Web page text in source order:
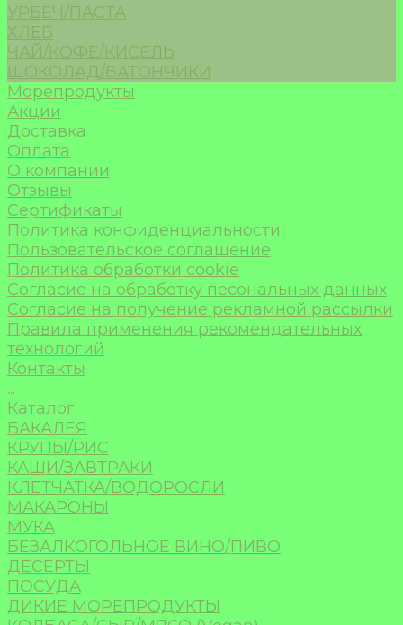
УРБЕЧ/ПАСТА
ХЛЕБ
ЧАЙ/КОФЕ/КИСЕЛЬ
ШОКОЛАД/БАТОНЧИКИ
Морепродукты
Акции
Доставка
Оплата
О компании
Отзывы
Сертификаты
Политика конфиденциальности
Пользовательское соглашение
Политика обработки cookie
Согласие на обработку песональных данных
Согласие на получение рекламной рассылки
Правила применения рекомендательных
технологий
Контакты
...
Каталог
БАКАЛЕЯ
КРУПЫ/РИС
КАШИ/ЗАВТРАКИ
КЛЕТЧАТКА/ВОДОРОСЛИ
МАКАРОНЫ
МУКА
БЕЗАЛКОГОЛЬНОЕ ВИНО/ПИВО
ДЕСЕРТЫ
ПОСУДА
ДИКИЕ МОРЕПРОДУКТЫ